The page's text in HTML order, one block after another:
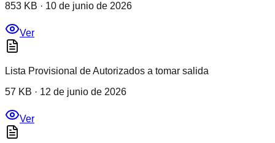
853 KB · 10 de junio de 2026
Ver
Lista Provisional de Autorizados a tomar salida
57 KB · 12 de junio de 2026
Ver